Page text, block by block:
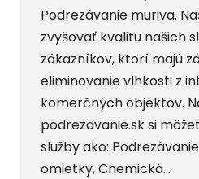
Podrezávanie muriva.
zvyšovať kvalitu našich
zákazníkov, ktorí majú
eliminovanie vlhkosti z
komerčných objektov.
podrezavanie.sk si
služby ako:
omietky, Chemická…